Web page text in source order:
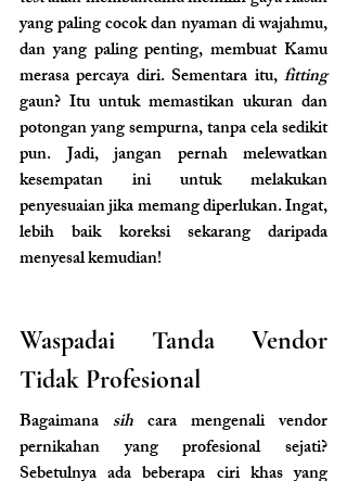
yang paling cocok dan nyaman di wajahmu,
dan yang paling penting, membuat Kamu
merasa percaya diri. Sementara itu,
fitting
gaun? Itu untuk memastikan ukuran dan
potongan yang sempurna, tanpa cela sedikit
pun. Jadi, jangan pernah melewatkan
kesempatan ini untuk melakukan
penyesuaian jika memang diperlukan. Ingat,
lebih baik koreksi sekarang daripada
menyesal kemudian!
Waspadai Tanda Vendor
Tidak Profesional
Bagaimana sih cara mengenali vendor
pernikahan yang profesional sejati?
Sebetulnya ada beberapa ciri khas yang